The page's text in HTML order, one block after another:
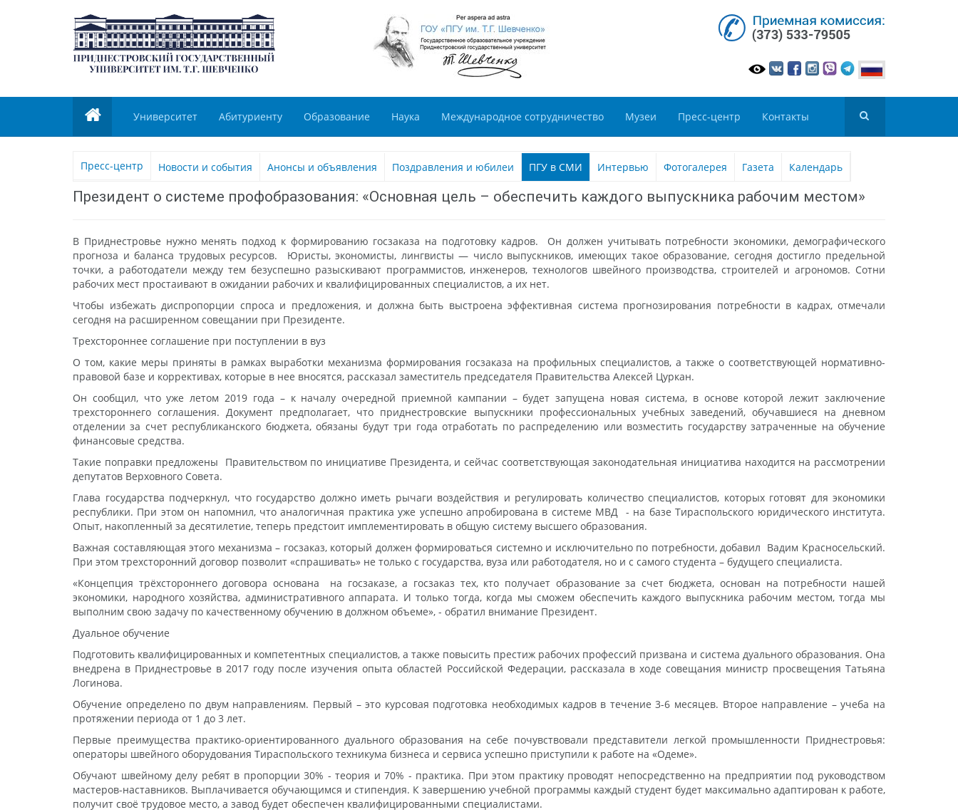
Университет Абитуриенту Образование Наука Международное сотрудничество Музеи Пресс-центр Контакты
Пресс-центр Новости и события Анонсы и объявления Поздравления и юбилеи ПГУ в СМИ Интервью Фотогалерея Газета Календарь
Президент о системе профобразования: «Основная цель – обеспечить каждого выпускника рабочим местом»
В Приднестровье нужно менять подход к формированию госзаказа на подготовку кадров. Он должен учитывать потребности экономики, демографического
прогноза и баланса трудовых ресурсов. Юристы, экономисты, лингвисты — число выпускников, имеющих такое образование, сегодня достигло предельной
точки, а работодатели между тем безуспешно разыскивают программистов, инженеров, технологов швейного производства, строителей и агрономов. Сотни
рабочих мест простаивают в ожидании рабочих и квалифицированных специалистов, а их нет.
Чтобы избежать диспропорции спроса и предложения, и должна быть выстроена эффективная система прогнозирования потребности в кадрах, отмечали
сегодня на расширенном совещании при Президенте.
Трехстороннее соглашение при поступлении в вуз
О том, какие меры приняты в рамках выработки механизма формирования госзаказа на профильных специалистов, а также о соответствующей нормативно-
правовой базе и коррективах, которые в нее вносятся, рассказал заместитель председателя Правительства Алексей Цуркан.
Он сообщил, что уже летом 2019 года – к началу очередной приемной кампании – будет запущена новая система, в основе которой лежит заключение
трехстороннего соглашения. Документ предполагает, что приднестровские выпускники профессиональных учебных заведений, обучавшиеся на дневном
отделении за счет республиканского бюджета, обязаны будут три года отработать по распределению или возместить государству затраченные на обучение
финансовые средства.
Такие поправки предложены Правительством по инициативе Президента, и сейчас соответствующая законодательная инициатива находится на рассмотрении
депутатов Верховного Совета.
Глава государства подчеркнул, что государство должно иметь рычаги воздействия и регулировать количество специалистов, которых готовят для экономики
республики. При этом он напомнил, что аналогичная практика уже успешно апробирована в системе МВД - на базе Тираспольского юридического института.
Опыт, накопленный за десятилетие, теперь предстоит имплементировать в общую систему высшего образования.
Важная составляющая этого механизма – госзаказ, который должен формироваться системно и исключительно по потребности, добавил Вадим Красносельский.
При этом трехсторонний договор позволит «спрашивать» не только с государства, вуза или работодателя, но и с самого студента – будущего специалиста.
«Концепция трёхстороннего договора основана на госзаказе, а госзаказ тех, кто получает образование за счет бюджета, основан на потребности нашей
экономики, народного хозяйства, административного аппарата. И только тогда, когда мы сможем обеспечить каждого выпускника рабочим местом, тогда мы
выполним свою задачу по качественному обучению в должном объеме», - обратил внимание Президент.
Дуальное обучение
Подготовить квалифицированных и компетентных специалистов, а также повысить престиж рабочих профессий призвана и система дуального образования. Она
внедрена в Приднестровье в 2017 году после изучения опыта областей Российской Федерации, рассказала в ходе совещания министр просвещения Татьяна
Логинова.
Обучение определено по двум направлениям. Первый – это курсовая подготовка необходимых кадров в течение 3-6 месяцев. Второе направление – учеба на
протяжении периода от 1 до 3 лет.
Первые преимущества практико-ориентированного дуального образования на себе почувствовали представители легкой промышленности Приднестровья:
операторы швейного оборудования Тираспольского техникума бизнеса и сервиса успешно приступили к работе на «Одеме».
Обучают швейному делу ребят в пропорции 30% - теория и 70% - практика. При этом практику проводят непосредственно на предприятии под руководством
мастеров-наставников. Выплачивается обучающимся и стипендия. К завершению учебной программы каждый студент будет максимально адаптирован к работе,
получит своё трудовое место, а завод будет обеспечен квалифицированными специалистами.